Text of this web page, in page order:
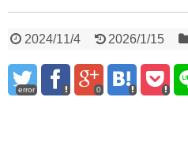
2024/11/4 2026/1/15
error 0